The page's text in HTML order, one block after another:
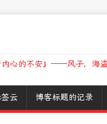
内心的不安』——风子，海
云 博客标题的记录